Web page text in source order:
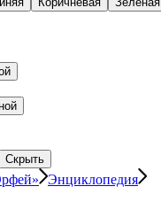
Скрыть
Энциклопедия